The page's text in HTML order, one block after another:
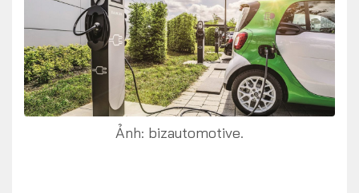
FOLLOW US
Ảnh: bizautomotive.